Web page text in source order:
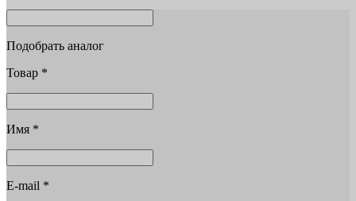
Подобрать аналог
Товар *
Имя *
E-mail *